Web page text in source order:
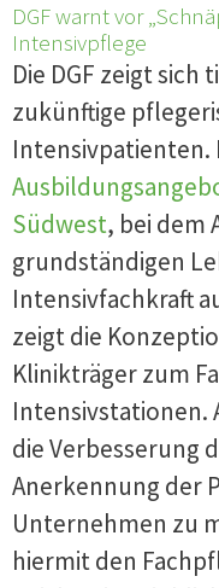
DGF warnt vor
Intensivpflege
Die DGF zeigt
zukünftige
Intensivpatienten.
Südwest, bei dem
grundständigen
Intensivfachkraft
zeigt die
Klinikträger zum
Intensivstationen.
die Verbesserung
Anerkennung der
Unternehmen zu
hiermit den